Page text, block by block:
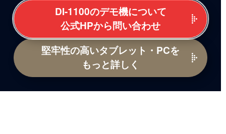
DI-1100のデモ機について
公式HPから問い合わせ
堅牢性の高いタブレット・PCを
もっと詳しく